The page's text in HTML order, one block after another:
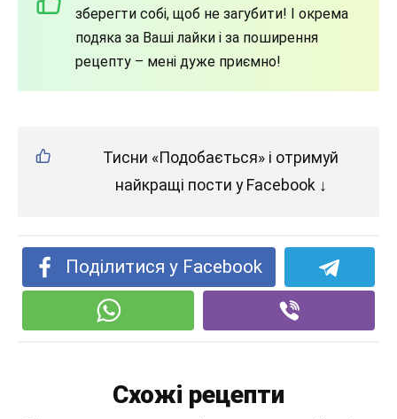
зберегти собі, щоб не загубити! І окрема
подяка за Ваші лайки і за поширення
рецепту – мені дуже приємно!
Тисни «Подобається» і отримуй
найкращі пости у Facebook ↓
Поділитися у Facebook
Схожі рецепти